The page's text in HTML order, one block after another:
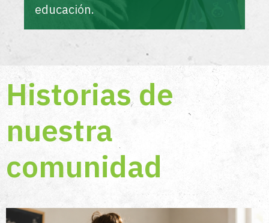
educación.
Historias de
nuestra
comunidad